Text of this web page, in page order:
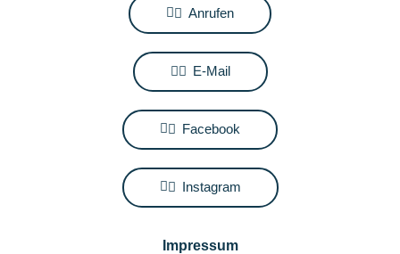
Anrufen
E-Mail
Facebook
Instagram
Impressum